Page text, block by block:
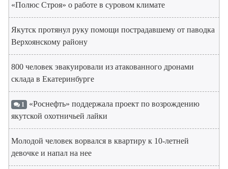
«Полюс Строя» о работе в суровом климате
Якутск протянул руку помощи пострадавшему от паводка
Верхоянскому району
800 человек эвакуировали из атакованного дронами
склада в Екатеринбурге
1 «Роснефть» поддержала проект по возрождению
якутской охотничьей лайки
Молодой человек ворвался в квартиру к 10-летней
девочке и напал на нее